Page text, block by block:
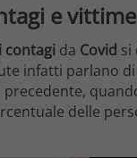
e vittime
contagi da Covid si
infatti parlano di
delle